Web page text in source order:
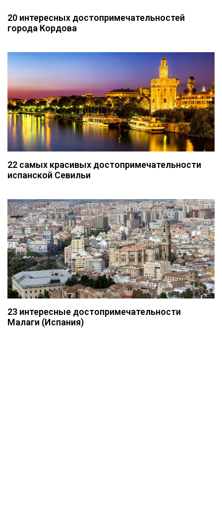
20 интересных достопримечательностей
города Кордова
22 самых красивых достопримечательности
испанской Севильи
23 интересные достопримечательности
Малаги (Испания)